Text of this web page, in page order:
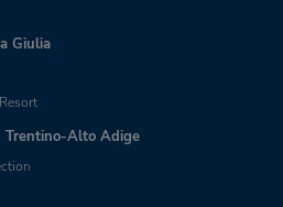
Giulia
Trentino-Alto Adige